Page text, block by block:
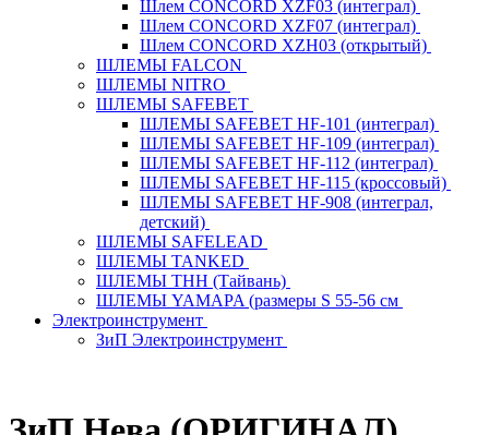
Шлем CONCORD XZF03 (интеграл)
Шлем CONCORD XZF07 (интеграл)
Шлем CONCORD XZH03 (открытый)
ШЛЕМЫ FALCON
ШЛЕМЫ NITRO
ШЛЕМЫ SAFEBET
ШЛЕМЫ SAFEBET HF-101 (интеграл)
ШЛЕМЫ SAFEBET HF-109 (интеграл)
ШЛЕМЫ SAFEBET HF-112 (интеграл)
ШЛЕМЫ SAFEBET HF-115 (кроссовый)
ШЛЕМЫ SAFEBET HF-908 (интеграл,
детский)
ШЛЕМЫ SAFELEAD
ШЛЕМЫ TANKED
ШЛЕМЫ THH (Тайвань)
ШЛЕМЫ YAMAPA (размеры S 55-56 см
Электроинструмент
ЗиП Электроинструмент